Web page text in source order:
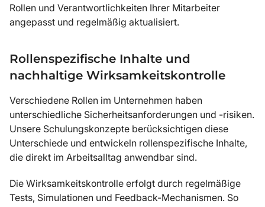
Rollen und Verantwortlichkeiten Ihrer Mitarbeiter
angepasst und regelmäßig aktualisiert.
Rollenspezifische Inhalte und
nachhaltige Wirksamkeitskontrolle
Verschiedene Rollen im Unternehmen haben
unterschiedliche Sicherheitsanforderungen und -risiken.
Unsere Schulungskonzepte berücksichtigen diese
Unterschiede und entwickeln rollenspezifische Inhalte,
die direkt im Arbeitsalltag anwendbar sind.
Die Wirksamkeitskontrolle erfolgt durch regelmäßige
Tests, Simulationen und Feedback-Mechanismen. So